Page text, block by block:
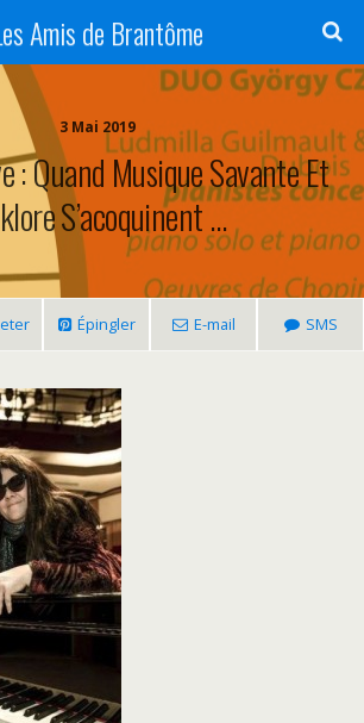
Amis de Brantôme
3 Mai 2019
: Quand Musique Savante Et
S’acoquinent …
Épingler E-mail SMS